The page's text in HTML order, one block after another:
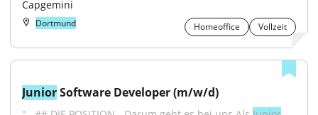
Capgemini
Dortmund Homeoffice Vollzeit
Junior Software Developer (m/w/d)